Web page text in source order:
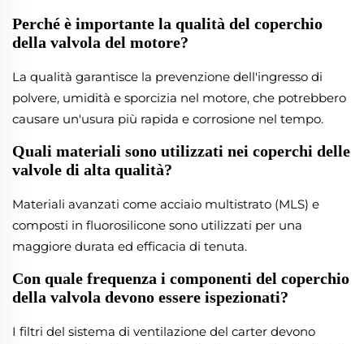
Perché è importante la qualità del coperchio
della valvola del motore?
La qualità garantisce la prevenzione dell'ingresso di
polvere, umidità e sporcizia nel motore, che potrebbero
causare un'usura più rapida e corrosione nel tempo.
Quali materiali sono utilizzati nei coperchi delle
valvole di alta qualità?
Materiali avanzati come acciaio multistrato (MLS) e
composti in fluorosilicone sono utilizzati per una
maggiore durata ed efficacia di tenuta.
Con quale frequenza i componenti del coperchio
della valvola devono essere ispezionati?
I filtri del sistema di ventilazione del carter devono